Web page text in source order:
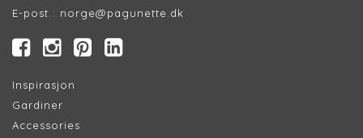
E-post : norge@pagunette.dk
Inspirasjon
Gardiner
Accessories